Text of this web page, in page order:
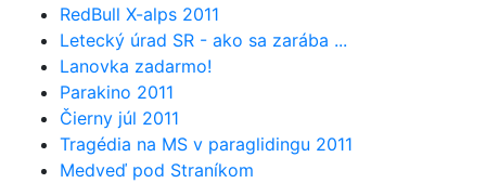
RedBull X-alps 2011
Letecký úrad SR - ako sa zarába ...
Lanovka zadarmo!
Parakino 2011
Čierny júl 2011
Tragédia na MS v paraglidingu 2011
Medveď pod Straníkom